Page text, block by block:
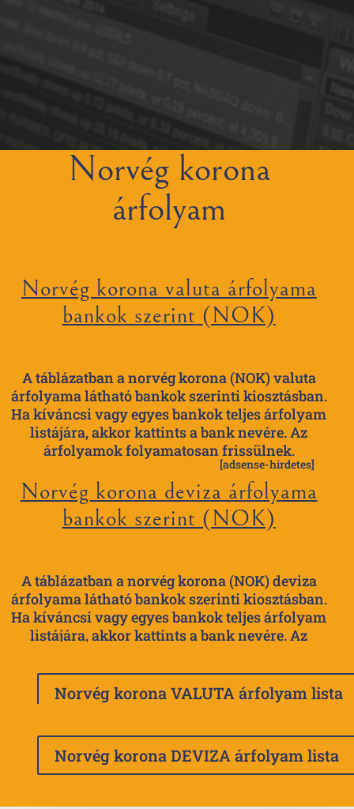
Norvég korona
árfolyam
Norvég korona valuta árfolyama
bankok szerint (NOK)
A táblázatban a norvég korona (NOK) valuta
árfolyama látható bankok szerinti kiosztásban.
Ha kíváncsi vagy egyes bankok teljes árfolyam
listájára, akkor kattints a bank nevére. Az
árfolyamok folyamatosan frissülnek.
[adsense-hirdetes]
Norvég korona deviza árfolyama
bankok szerint (NOK)
A táblázatban a norvég korona (NOK) deviza
árfolyama látható bankok szerinti kiosztásban.
Ha kíváncsi vagy egyes bankok teljes árfolyam
listájára, akkor kattints a bank nevére. Az
Norvég korona VALUTA árfolyam lista
Norvég korona DEVIZA árfolyam lista